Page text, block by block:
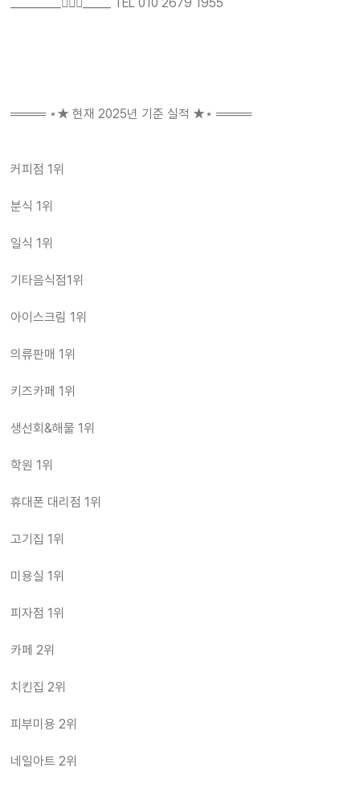
_________🚶🏻‍♂️_____ TEL 010 2679 1955
════ ⋆★ 현재 2025년 기준 실적 ★⋆ ════
커피점 1위
분식 1위
일식 1위
기타음식점1위
아이스크림 1위
의류판매 1위
키즈카페 1위
생선회&해물 1위
학원 1위
휴대폰 대리점 1위
고기집 1위
미용실 1위
피자점 1위
카페 2위
치킨집 2위
피부미용 2위
네일아트 2위